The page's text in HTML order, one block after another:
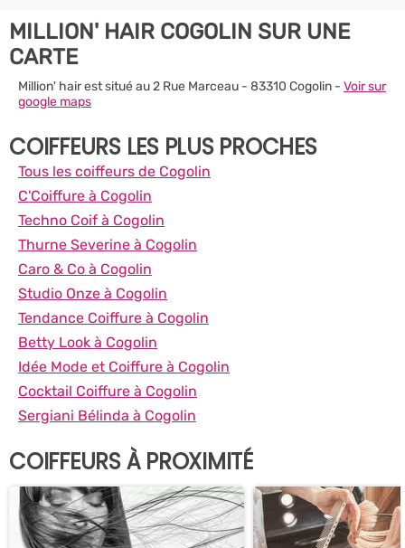
MILLION' HAIR COGOLIN SUR UNE
CARTE
Million' hair est situé au 2 Rue Marceau - 83310 Cogolin - Voir sur
google maps
COIFFEURS LES PLUS PROCHES
Tous les coiffeurs de Cogolin
C'Coiffure à Cogolin
Techno Coif à Cogolin
Thurne Severine à Cogolin
Caro & Co à Cogolin
Studio Onze à Cogolin
Tendance Coiffure à Cogolin
Betty Look à Cogolin
Idée Mode et Coiffure à Cogolin
Cocktail Coiffure à Cogolin
Sergiani Bélinda à Cogolin
COIFFEURS À PROXIMITÉ